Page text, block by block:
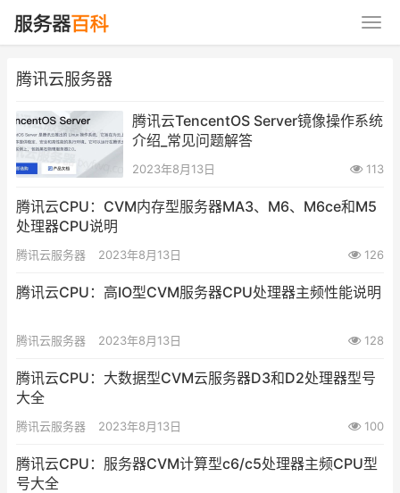
腾讯云服务器
腾讯云TencentOS Server镜像操作系统
介绍_常见问题解答
2023年8月13日 113
腾讯云CPU：CVM内存型服务器MA3、M6、M6ce和M5
处理器CPU说明
腾讯云服务器 2023年8月13日 126
腾讯云CPU：高IO型CVM服务器CPU处理器主频性能说明
腾讯云服务器 2023年8月13日 128
腾讯云CPU：大数据型CVM云服务器D3和D2处理器型号
大全
腾讯云服务器 2023年8月13日 100
腾讯云CPU：服务器CVM计算型c6/c5处理器主频CPU型
号大全